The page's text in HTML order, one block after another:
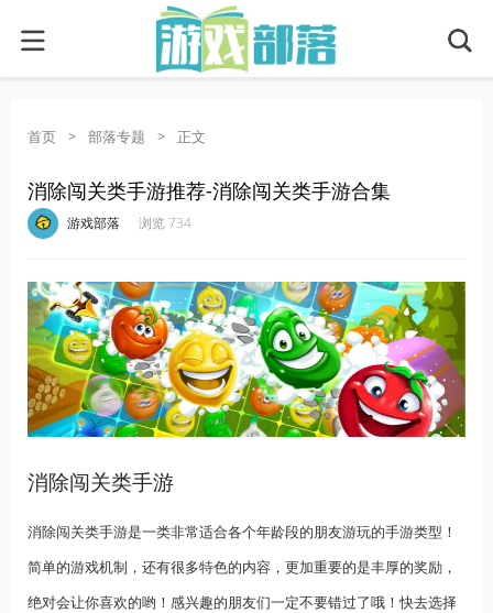
首页 > 部落专题 > 正文
消除闯关类手游推荐-消除闯关类手游合集
游戏部落 浏览 734
消除闯关类手游
消除闯关类手游是一类非常适合各个年龄段的朋友游玩的手游类型！
简单的游戏机制，还有很多特色的内容，更加重要的是丰厚的奖励，
绝对会让你喜欢的哟！感兴趣的朋友们一定不要错过了哦！快去选择